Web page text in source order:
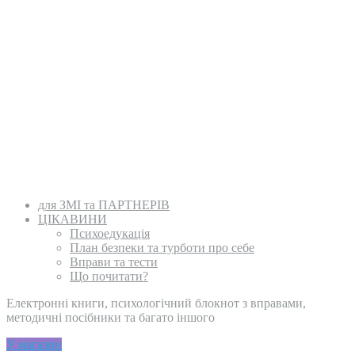
для ЗМІ та ПАРТНЕРІВ
ЦІКАВИНИ
Психоедукація
План безпеки та турботи про себе
Вправи та тести
Що почитати?
Електронні книги, психологічний блокнот з вправами,
методичні посібники та багато іншого
У магазин